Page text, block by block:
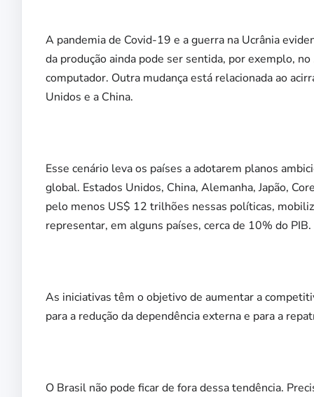
A pandemia de Covid-19 e a guerra na Ucrânia
da produção ainda pode ser sentida, por exemplo,
computador. Outra mudança está relacionada ao
Unidos e a China.
Esse cenário leva os países a adotarem planos
global. Estados Unidos, China, Alemanha, Japão,
pelo menos US$ 12 trilhões nessas políticas,
representar, em alguns países, cerca de 10% do PIB.
As iniciativas têm o objetivo de aumentar a
para a redução da dependência externa e para a
O Brasil não pode ficar de fora dessa tendência.